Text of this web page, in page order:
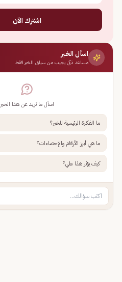
اشترك الآن
اسأل الخبر
مساعد ذكي يجيب من سياق الخبر فقط
اسأل ما تريد عن هذا الخبر
ما الفكرة الرئيسية للخبر؟
ما هي أبرز الأرقام والإحصاءات؟
كيف يؤثر هذا علي؟